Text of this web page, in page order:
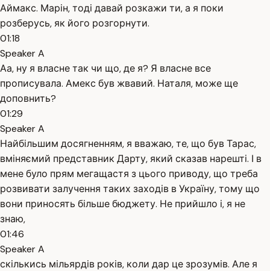
Аймакс. Марін, тоді давай розкажи ти, а я поки
розберусь, як його розгорнути.
01:18
Speaker A
Аа, ну я власне так чи що, де я? Я власне все
прописувала. Амекс був жвавий. Наталя, може ще
доповнить?
01:29
Speaker A
Найбільшим досягненням, я вважаю, те, що був Тарас,
вміняємий представник Дарту, який сказав нарешті. І в
мене було прям мегащастя з цього приводу, що треба
розвивати залучення таких заходів в Україну, тому що
вони приносять більше бюджету. Не прийшло і, я не
знаю,
01:46
Speaker A
скількись мільярдів років, коли дар це зрозумів. Але я